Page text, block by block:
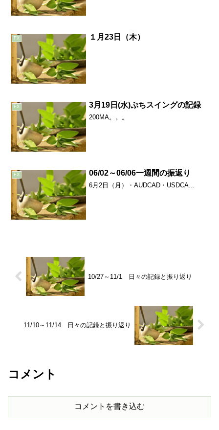
FX １月23日（木）
FX 3月19日(水)ぷちスイングの記録
200MA。。。
FX 06/02～06/06一週間の振返り
6月2日（月）・AUDCAD・USDCA...
10/27～11/1 日々の記録と振り返り
11/10～11/14 日々の記録と振り返り
コメント
コメントを書き込む